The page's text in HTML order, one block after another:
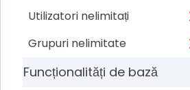
Utilizatori nelimitați
Grupuri nelimitate
Funcționalități de bază